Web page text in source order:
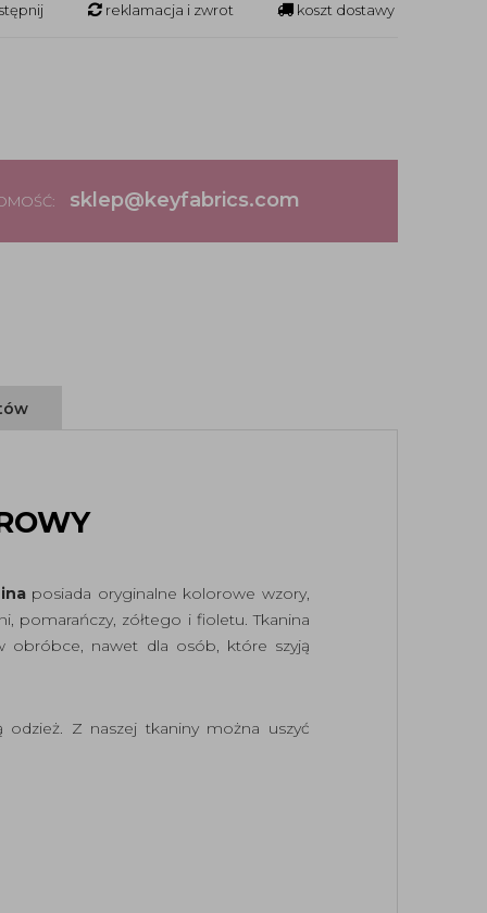
reklamacja i zwrot koszt dostawy
sklep@keyfabrics.com
posiada oryginalne kolorowe wzory,
pomarańczy, zółtego i fioletu. Tkanina
obróbce, nawet dla osób, które szyją
Z naszej tkaniny można uszyć